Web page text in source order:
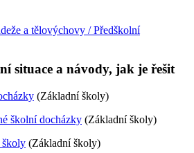
a tělovýchovy / Předškolní
situace a návody, jak je řešit
(Základní školy)
školní docházky (Základní školy)
školy (Základní školy)